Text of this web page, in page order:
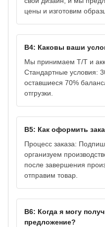
цены и изготовим
В4: Каковы ваши
Мы принимаем T/T и
Стандартные условия:
оставшиеся 70%
отгрузки.
В5: Как оформить
Процесс заказа:
организуем
после завершения
отправим товар.
В6: Когда я могу
предложение?